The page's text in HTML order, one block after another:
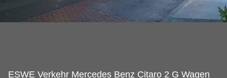
ESWE Verkehr Mercedes Benz Citaro 2 G Wagen